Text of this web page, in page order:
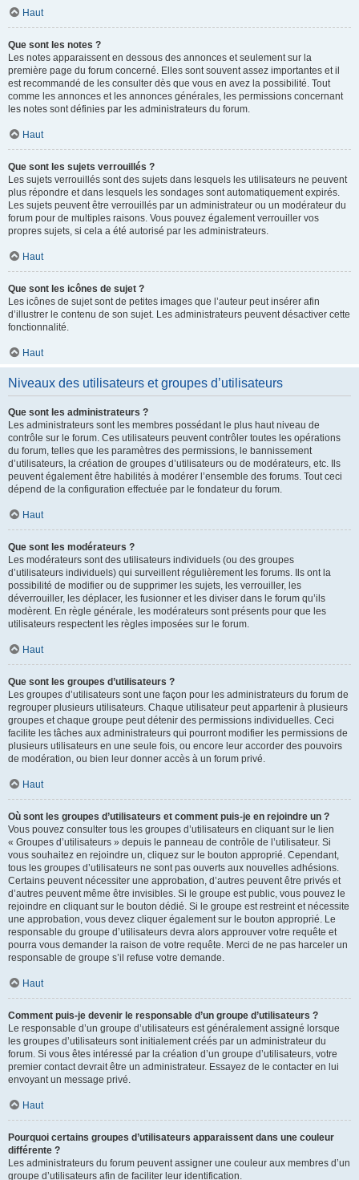
Haut
Que sont les notes ?
Les notes apparaissent en dessous des annonces et seulement sur la
première page du forum concerné. Elles sont souvent assez importantes et il
est recommandé de les consulter dès que vous en avez la possibilité. Tout
comme les annonces et les annonces générales, les permissions concernant
les notes sont définies par les administrateurs du forum.
Haut
Que sont les sujets verrouillés ?
Les sujets verrouillés sont des sujets dans lesquels les utilisateurs ne peuvent
plus répondre et dans lesquels les sondages sont automatiquement expirés.
Les sujets peuvent être verrouillés par un administrateur ou un modérateur du
forum pour de multiples raisons. Vous pouvez également verrouiller vos
propres sujets, si cela a été autorisé par les administrateurs.
Haut
Que sont les icônes de sujet ?
Les icônes de sujet sont de petites images que l’auteur peut insérer afin
d’illustrer le contenu de son sujet. Les administrateurs peuvent désactiver cette
fonctionnalité.
Haut
Niveaux des utilisateurs et groupes d’utilisateurs
Que sont les administrateurs ?
Les administrateurs sont les membres possédant le plus haut niveau de
contrôle sur le forum. Ces utilisateurs peuvent contrôler toutes les opérations
du forum, telles que les paramètres des permissions, le bannissement
d’utilisateurs, la création de groupes d’utilisateurs ou de modérateurs, etc. Ils
peuvent également être habilités à modérer l’ensemble des forums. Tout ceci
dépend de la configuration effectuée par le fondateur du forum.
Haut
Que sont les modérateurs ?
Les modérateurs sont des utilisateurs individuels (ou des groupes
d’utilisateurs individuels) qui surveillent régulièrement les forums. Ils ont la
possibilité de modifier ou de supprimer les sujets, les verrouiller, les
déverrouiller, les déplacer, les fusionner et les diviser dans le forum qu’ils
modèrent. En règle générale, les modérateurs sont présents pour que les
utilisateurs respectent les règles imposées sur le forum.
Haut
Que sont les groupes d’utilisateurs ?
Les groupes d’utilisateurs sont une façon pour les administrateurs du forum de
regrouper plusieurs utilisateurs. Chaque utilisateur peut appartenir à plusieurs
groupes et chaque groupe peut détenir des permissions individuelles. Ceci
facilite les tâches aux administrateurs qui pourront modifier les permissions de
plusieurs utilisateurs en une seule fois, ou encore leur accorder des pouvoirs
de modération, ou bien leur donner accès à un forum privé.
Haut
Où sont les groupes d’utilisateurs et comment puis-je en rejoindre un ?
Vous pouvez consulter tous les groupes d’utilisateurs en cliquant sur le lien
« Groupes d’utilisateurs » depuis le panneau de contrôle de l’utilisateur. Si
vous souhaitez en rejoindre un, cliquez sur le bouton approprié. Cependant,
tous les groupes d’utilisateurs ne sont pas ouverts aux nouvelles adhésions.
Certains peuvent nécessiter une approbation, d’autres peuvent être privés et
d’autres peuvent même être invisibles. Si le groupe est public, vous pouvez le
rejoindre en cliquant sur le bouton dédié. Si le groupe est restreint et nécessite
une approbation, vous devez cliquer également sur le bouton approprié. Le
responsable du groupe d’utilisateurs devra alors approuver votre requête et
pourra vous demander la raison de votre requête. Merci de ne pas harceler un
responsable de groupe s’il refuse votre demande.
Haut
Comment puis-je devenir le responsable d’un groupe d’utilisateurs ?
Le responsable d’un groupe d’utilisateurs est généralement assigné lorsque
les groupes d’utilisateurs sont initialement créés par un administrateur du
forum. Si vous êtes intéressé par la création d’un groupe d’utilisateurs, votre
premier contact devrait être un administrateur. Essayez de le contacter en lui
envoyant un message privé.
Haut
Pourquoi certains groupes d’utilisateurs apparaissent dans une couleur
différente ?
Les administrateurs du forum peuvent assigner une couleur aux membres d’un
groupe d’utilisateurs afin de faciliter leur identification.